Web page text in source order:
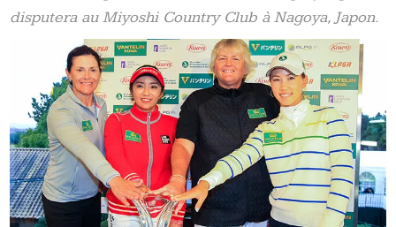
disputera au Miyoshi Country Club à Nagoya, Japon.